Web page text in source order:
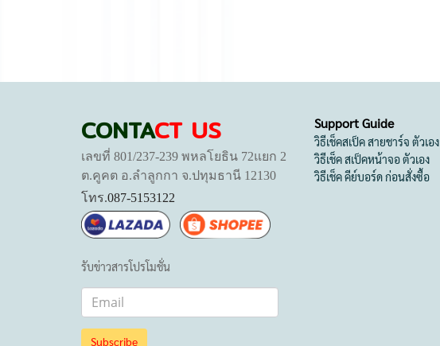
CONTACT US
เลขที่ 801/237-239 พหลโยธิน 72แยก 2
ต.คูคต อ.ลำลูกกา จ.ปทุมธานี 12130
โทร.087-5153122
รับข่าวสารโปรโมชั่น
Subscribe
Support Guide
วิธีเช็คสเป็ค สายชาร์จ ตัวเอง
วิธีเช็ค สเป็คหน้าจอ ตัวเอง
วิธีเช็ค คีย์บอร์ด ก่อนสั่งซื้อ